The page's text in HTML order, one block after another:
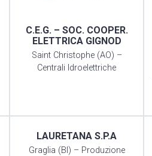
C.E.G. – SOC. COOPER.
ELETTRICA GIGNOD
Saint Christophe (AO) –
Centrali Idroelettriche
LAURETANA S.P.A
Graglia (BI) – Produzione